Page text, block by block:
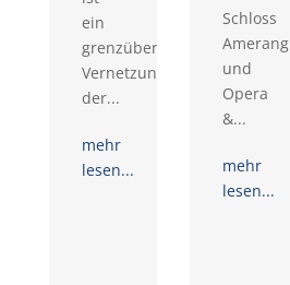
ein
grenzüberschreitendes
Vernetzungsprojekt
der...
mehr
lesen...
Schloss
Amerang
und
Opera
&...
mehr
lesen...